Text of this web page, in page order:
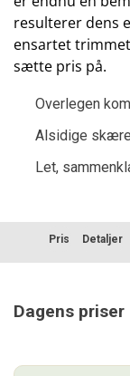
resulterer dens
ensartet
sætte pris på.
Overlegen
Alsidige
Let,
Pris Detaljer
Dagens priser